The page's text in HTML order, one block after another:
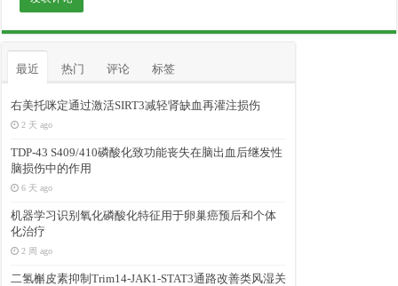
最近 热门 评论 标签
右美托咪定通过激活SIRT3减轻肾缺血再灌注损伤
2 天 ago
TDP-43 S409/410磷酸化致功能丧失在脑出血后继发性
脑损伤中的作用
6 天 ago
机器学习识别氧化磷酸化特征用于卵巢癌预后和个体
化治疗
2 周 ago
二氢槲皮素抑制Trim14-JAK1-STAT3通路改善类风湿关